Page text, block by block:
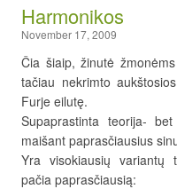
Harmonikos
November 17, 2009
Čia šiaip, žinutė
tačiau nekrimto
Furje eilutę.
Supaprastinta teorija-
maišant paprasčiausius
Yra visokiausių variantų
pačia paprasčiausią: